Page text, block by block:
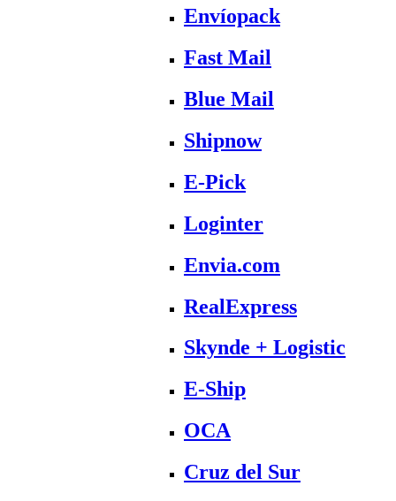
Envíopack
Fast Mail
Blue Mail
Shipnow
E-Pick
Loginter
Envia.com
RealExpress
Skynde + Logistic
E-Ship
OCA
Cruz del Sur